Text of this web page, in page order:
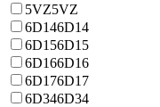
5VZ5VZ
6D146D14
6D156D15
6D166D16
6D176D17
6D346D34